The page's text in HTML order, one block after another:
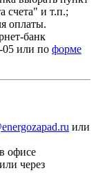
счета" и т.п.;
оплаты.
банк
05 или по форме
или
офисе
через